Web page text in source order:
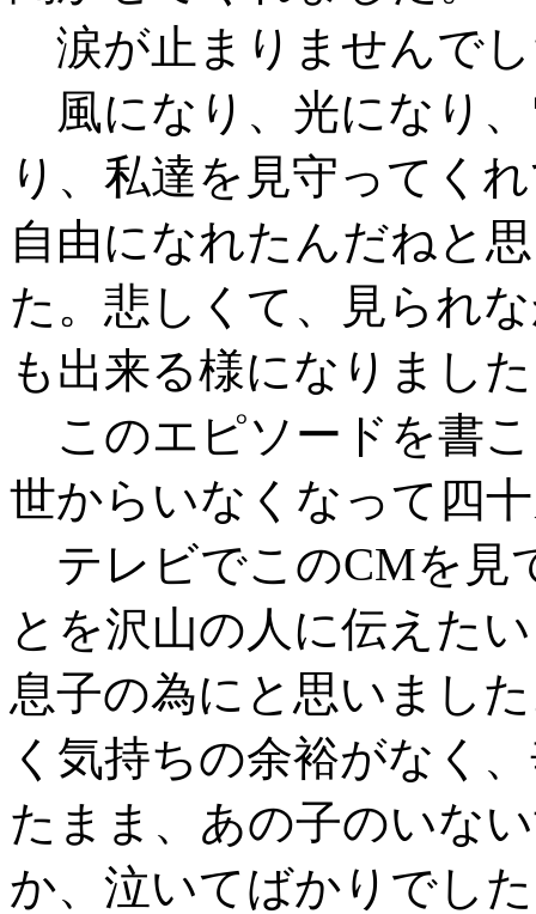
涙が止まりませんで
風になり、光になり
り、私達を見守ってく
自由になれたんだねと
た。悲しくて、見られ
も出来る様になりまし
このエピソードを書
世からいなくなって四
テレビでこのCMを見
とを沢山の人に伝えた
息子の為にと思いまし
く気持ちの余裕がなく
たまま、あの子のいな
か、泣いてばかりでし